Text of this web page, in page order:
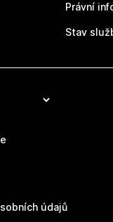
Právní
Stav
údajů